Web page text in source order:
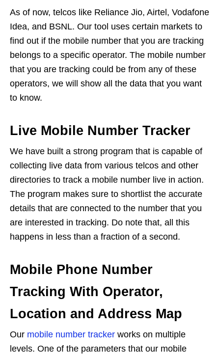
As of now, telcos like Reliance Jio, Airtel, Vodafone
Idea, and BSNL. Our tool uses certain markets to
find out if the mobile number that you are tracking
belongs to a specific operator. The mobile number
that you are tracking could be from any of these
operators, we will show all the data that you want
to know.
Live Mobile Number Tracker
We have built a strong program that is capable of
collecting live data from various telcos and other
directories to track a mobile number live in action.
The program makes sure to shortlist the accurate
details that are connected to the number that you
are interested in tracking. Do note that, all this
happens in less than a fraction of a second.
Mobile Phone Number
Tracking With Operator,
Location and Address Map
Our mobile number tracker works on multiple
levels. One of the parameters that our mobile